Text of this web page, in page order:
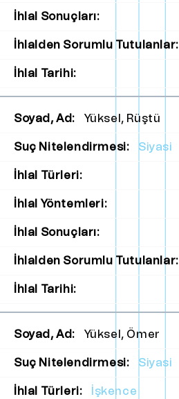
İhlal Sonuçları:
İhlalden Sorumlu Tutulanlar:
İhlal Tarihi:
Soyad, Ad: Yüksel, Rüştü
Suç Nitelendirmesi: Siyasi
İhlal Türleri:
İhlal Yöntemleri:
İhlal Sonuçları:
İhlalden Sorumlu Tutulanlar:
İhlal Tarihi:
Soyad, Ad: Yüksel, Ömer
Suç Nitelendirmesi: Siyasi
İhlal Türleri: İşkence